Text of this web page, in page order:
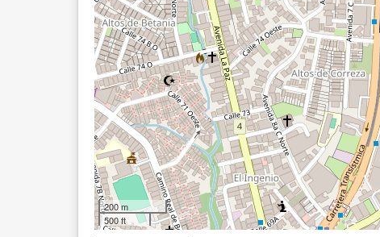
200 m
500 ft